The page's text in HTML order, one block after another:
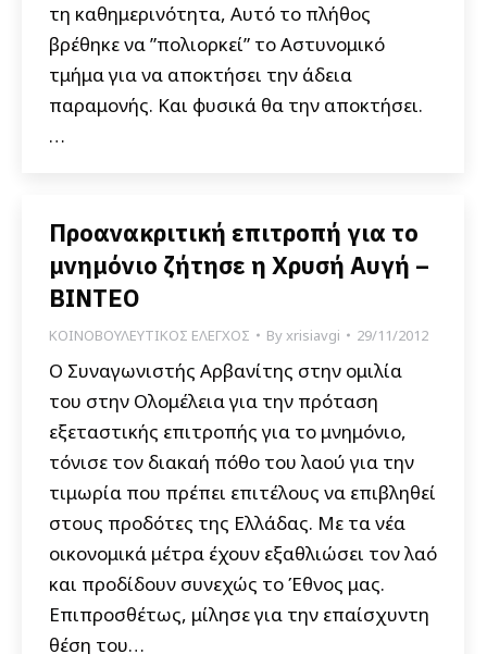
τη καθημερινότητα, Αυτό το πλήθος
βρέθηκε να ”πολιορκεί” το Αστυνομικό
τμήμα για να αποκτήσει την άδεια
παραμονής. Και φυσικά θα την αποκτήσει.
…
Προανακριτική επιτροπή για το
μνημόνιο ζήτησε η Χρυσή Αυγή –
ΒΙΝΤΕΟ
ΚΟΙΝΟΒΟΥΛΕΥΤΙΚΟΣ ΕΛΕΓΧΟΣ Byxrisiavgi 29/11/2012
Ο Συναγωνιστής Αρβανίτης στην ομιλία
του στην Ολομέλεια για την πρόταση
εξεταστικής επιτροπής για το μνημόνιο,
τόνισε τον διακαή πόθο του λαού για την
τιμωρία που πρέπει επιτέλους να επιβληθεί
στους προδότες της Ελλάδας. Με τα νέα
οικονομικά μέτρα έχουν εξαθλιώσει τον λαό
και προδίδουν συνεχώς το Έθνος μας.
Επιπροσθέτως, μίλησε για την επαίσχυντη
θέση του…